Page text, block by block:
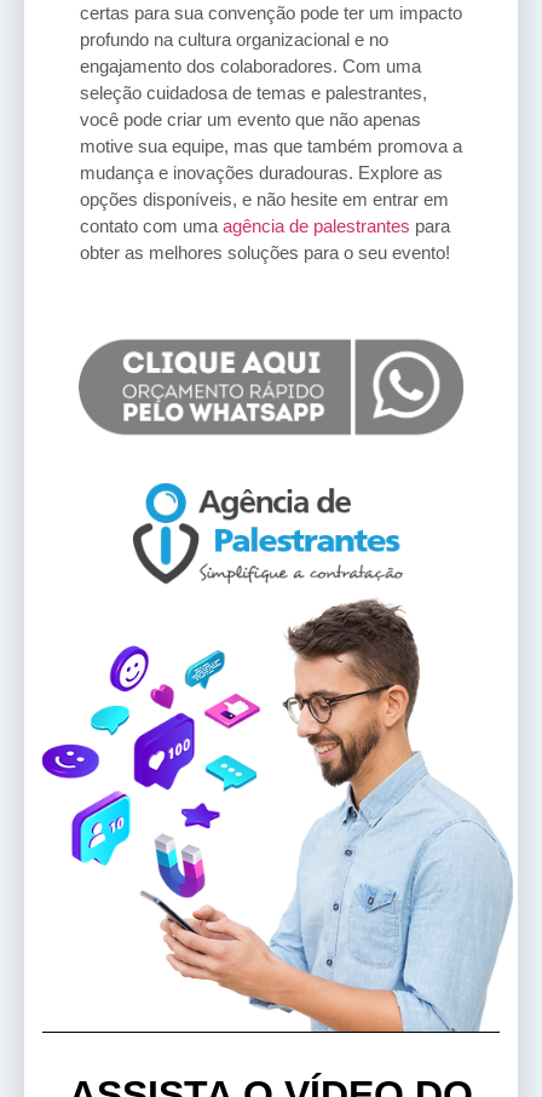
certas para sua convenção pode ter um impacto
profundo na cultura organizacional e no
engajamento dos colaboradores. Com uma
seleção cuidadosa de temas e palestrantes,
você pode criar um evento que não apenas
motive sua equipe, mas que também promova a
mudança e inovações duradouras. Explore as
opções disponíveis, e não hesite em entrar em
contato com uma agência de palestrantes para
obter as melhores soluções para o seu evento!